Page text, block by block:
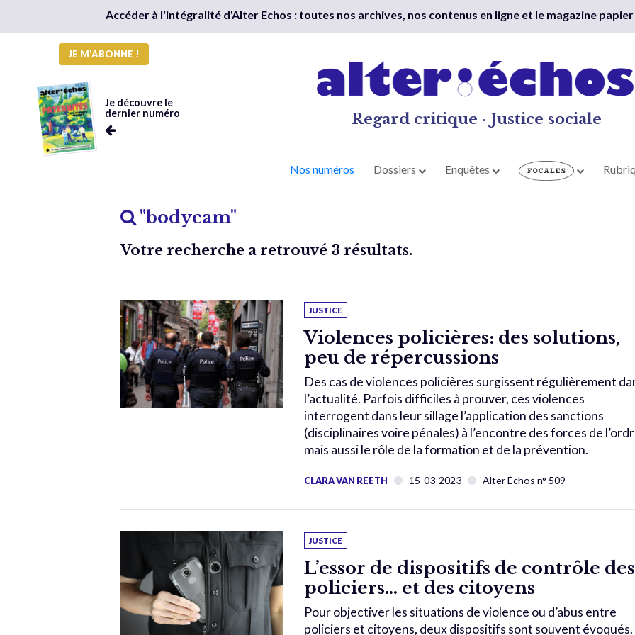
Accéder à l'intégralité d'Alter Echos : toutes nos archives, nos contenus en ligne et le magazine papier
JE M'ABONNE !
Je découvre le
dernier numéro
Regard critique · Justice sociale
Nos numéros Dossiers Enquêtes
"bodycam"
Votre recherche a retrouvé 3 résultats.
JUSTICE
Violences policières: des solutions,
peu de répercussions
Des cas de violences policières surgissent régulièrement
l’actualité. Parfois difficiles à prouver, ces violences
interrogent dans leur sillage l’application des sanctions
(disciplinaires voire pénales) à l’encontre des forces de
mais aussi le rôle de la formation et de la prévention.
CLARA VAN REETH 15-03-2023 Alter Échos n° 509
JUSTICE
L’essor de dispositifs de contrôle des
policiers… et des citoyens
Pour objectiver les situations de violence ou d’abus entre
policiers et citoyens, deux dispositifs sont souvent évoqués.